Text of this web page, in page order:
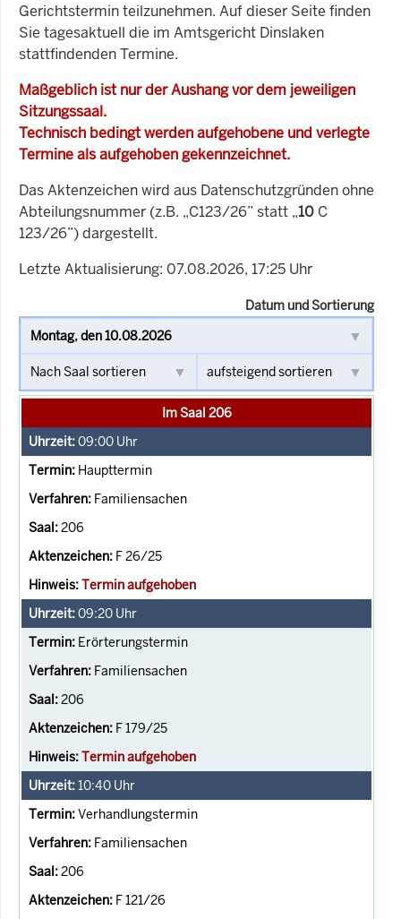
Gerichtstermin teilzunehmen. Auf dieser Seite finden
Sie tagesaktuell die im Amtsgericht Dinslaken
stattfindenden Termine.
Maßgeblich ist nur der Aushang vor dem jeweiligen
Sitzungssaal.
Technisch bedingt werden aufgehobene und verlegte
Termine als aufgehoben gekennzeichnet.
Das Aktenzeichen wird aus Datenschutzgründen ohne
Abteilungsnummer (z.B. „C123/26” statt „10 C
123/26”) dargestellt.
Letzte Aktualisierung: 07.08.2026, 17:25 Uhr
Datum und Sortierung
Im Saal 206
09:00 Uhr
Haupttermin
Familiensachen
206
F 26/25
Termin aufgehoben
09:20 Uhr
Erörterungstermin
Familiensachen
206
F 179/25
Termin aufgehoben
10:40 Uhr
Verhandlungstermin
Familiensachen
206
F 121/26